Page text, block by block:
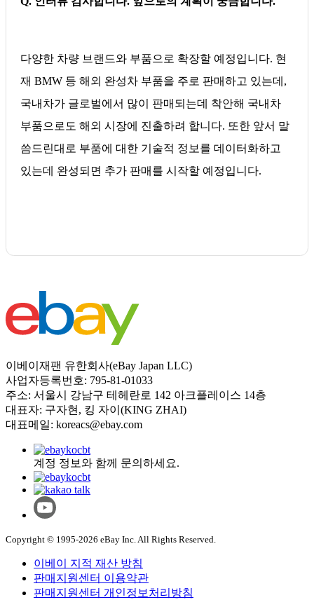
다양한 차량 브랜드와 부품으로 확장할 예정입니다. 현
재 BMW 등 해외 완성차 부품을 주로 판매하고 있는데,
국내차가 글로벌에서 많이 판매되는데 착안해 국내차
부품으로도 해외 시장에 진출하려 합니다. 또한 앞서 말
씀드린대로 부품에 대한 기술적 정보를 데이터화하고
있는데 완성되면 추가 판매를 시작할 예정입니다.
이베이재팬 유한회사(eBay Japan LLC)
사업자등록번호: 795-81-01033
주소: 서울시 강남구 테헤란로 142 아크플레이스 14층
대표자: 구자현, 킹 자이(KING ZHAI)
대표메일: koreacs@ebay.com
계정 정보와 함께 문의하세요.
Copyright © 1995-2026 eBay Inc. All Rights Reserved.
이베이 지적 재산 방침
판매지원센터 이용약관
판매지원센터 개인정보처리방침